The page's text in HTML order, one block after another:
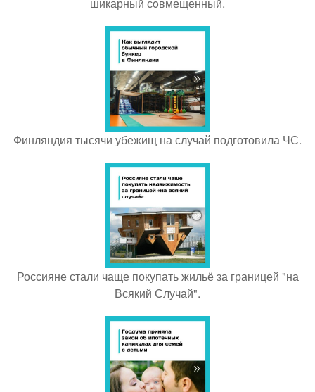
шикарный сoвмещенный.
Финляндия тысячи убежищ на случай подготовила ЧС.
Россияне стали чаще покупать жильё за границей "на
Всякий Случай".